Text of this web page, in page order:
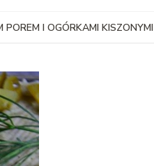
I OGÓRKAMI KISZONYMI